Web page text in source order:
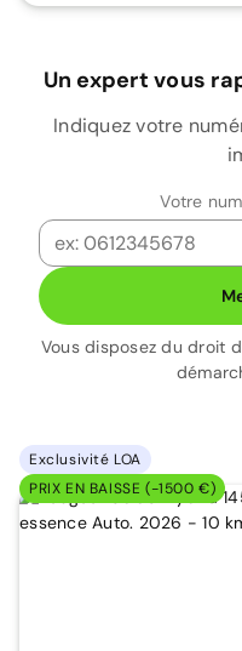
Un expert vous
Indiquez votre
Votre
Vous disposez du droit
Exclusivité LOA
PRIX EN BAISSE (-1500 €)